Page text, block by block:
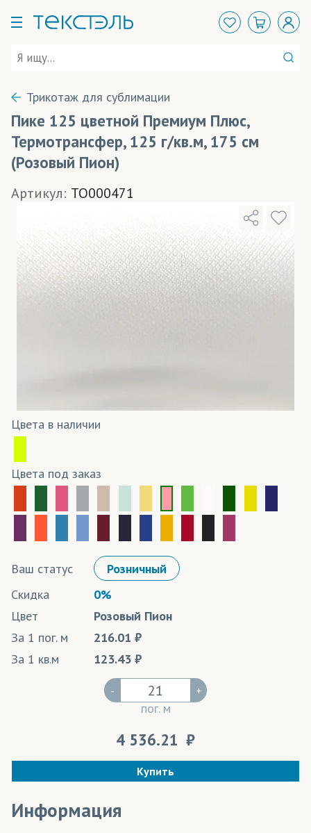
Трикотаж для сублимации
Пике 125 цветной Премиум Плюс,
Термотрансфер, 125 г/кв.м, 175 см
(Розовый Пион)
Артикул: TO000471
Цвета в наличии
Цвета под заказ
Ваш статус
Розничный
Скидка
0%
Цвет
Розовый Пион
За 1 пог. м
216.01
За 1 кв.м
123.43
-
пог. м
+
4 536.21
Купить
Информация